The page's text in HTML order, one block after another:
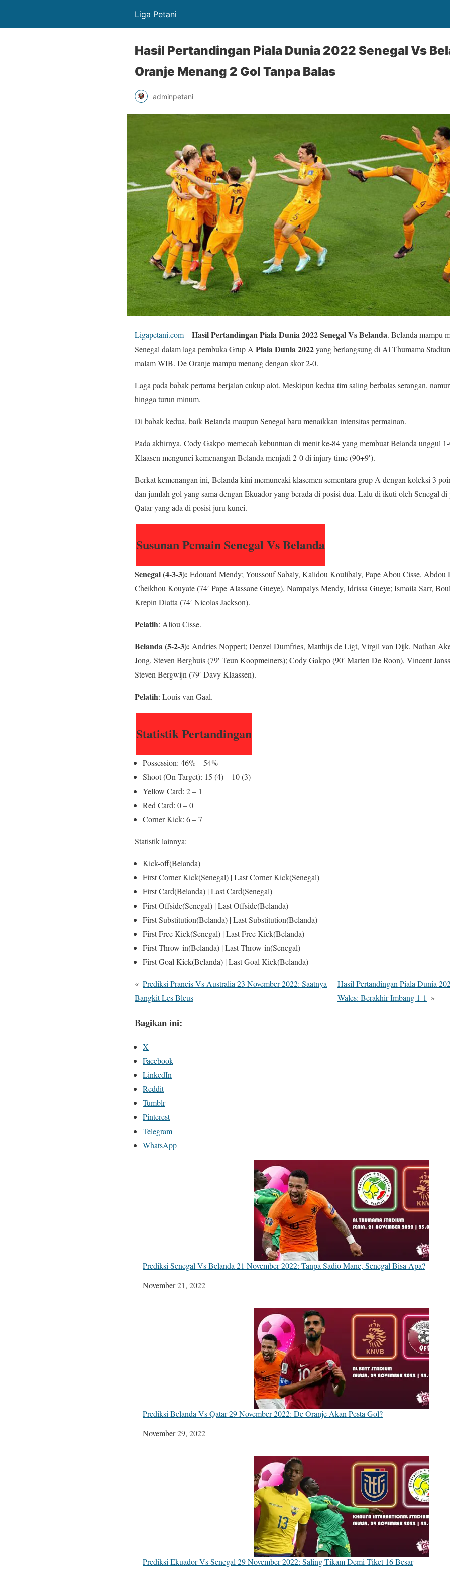
Liga Petani
Hasil Pertandingan Piala Dunia 2022 Senegal Vs
Oranje Menang 2 Gol Tanpa Balas
adminpetani
Ligapetani.com–Hasil Pertandingan Piala Dunia 2022 Senegal Vs Belanda. Belanda mampu
Senegal dalam laga pembuka Grup A Piala Dunia 2022yang berlangsung di Al Thumama
malam WIB. De Oranje mampu menang dengan skor 2-0.
Laga pada babak pertama berjalan cukup alot. Meskipun kedua tim saling berbalas serangan,
hingga turun minum.
Di babak kedua, baik Belanda maupun Senegal baru menaikkan intensitas permainan.
Pada akhirnya, Cody Gakpo memecah kebuntuan di menit ke-84 yang membuat Belanda unggul
Klaasen mengunci kemenangan Belanda menjadi 2-0 di injury time (90+9′).
Berkat kemenangan ini, Belanda kini memuncaki klasemen sementara grup A dengan koleksi 3
dan jumlah gol yang sama dengan Ekuador yang berada di posisi dua. Lalu di ikuti oleh Senegal di
Qatar yang ada di posisi juru kunci.
Susunan Pemain Senegal Vs Belanda
Senegal (4-3-3): Edouard Mendy; Youssouf Sabaly, Kalidou Koulibaly, Pape Abou Cisse, Abdou
Cheikhou Kouyate (74′ Pape Alassane Gueye), Nampalys Mendy, Idrissa Gueye; Ismaila Sarr,
Krepin Diatta (74′ Nicolas Jackson).
Pelatih: Aliou Cisse.
Belanda (5-2-3): Andries Noppert; Denzel Dumfries, Matthijs de Ligt, Virgil van Dijk, Nathan
Jong, Steven Berghuis (79′ Teun Koopmeiners); Cody Gakpo (90′ Marten De Roon), Vincent
Steven Bergwijn (79′ Davy Klaassen).
Pelatih: Louis van Gaal.
Statistik Pertandingan
Possession: 46% – 54%
Shoot (On Target): 15 (4) – 10 (3)
Yellow Card: 2 – 1
Red Card: 0 – 0
Corner Kick: 6 – 7
Statistik lainnya:
Kick-off(Belanda)
First Corner Kick(Senegal) | Last Corner Kick(Senegal)
First Card(Belanda) | Last Card(Senegal)
First Offside(Senegal) | Last Offside(Belanda)
First Substitution(Belanda) | Last Substitution(Belanda)
First Free Kick(Senegal) | Last Free Kick(Belanda)
First Throw-in(Belanda) | Last Throw-in(Senegal)
First Goal Kick(Belanda) | Last Goal Kick(Belanda)
« Prediksi Prancis Vs Australia 23 November 2022: Saatnya
Bangkit Les Bleus
Hasil Pertandingan Piala Dunia
Wales: Berakhir Imbang 1-1 »
Bagikan ini:
X
Facebook
LinkedIn
Reddit
Tumblr
Pinterest
Telegram
WhatsApp
Prediksi Senegal Vs Belanda 21 November 2022: Tanpa Sadio Mane, Senegal Bisa Apa?
Tanggal
November 21, 2022
Prediksi Belanda Vs Qatar 29 November 2022: De Oranje Akan Pesta Gol?
Tanggal
November 29, 2022
Prediksi Ekuador Vs Senegal 29 November 2022: Saling Tikam Demi Tiket 16 Besar